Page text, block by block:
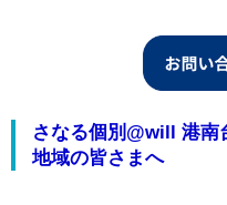
さなる個別@will 港南
地域の皆さまへ